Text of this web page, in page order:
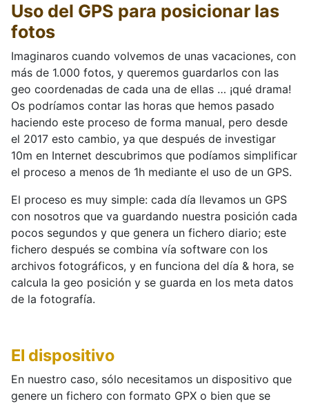
Uso del GPS para posicionar las
fotos
Imaginaros cuando volvemos de unas vacaciones, con
más de 1.000 fotos, y queremos guardarlos con las
geo coordenadas de cada una de ellas … ¡qué drama!
Os podríamos contar las horas que hemos pasado
haciendo este proceso de forma manual, pero desde
el 2017 esto cambio, ya que después de investigar
10m en Internet descubrimos que podíamos simplificar
el proceso a menos de 1h mediante el uso de un GPS.
El proceso es muy simple: cada día llevamos un GPS
con nosotros que va guardando nuestra posición cada
pocos segundos y que genera un fichero diario; este
fichero después se combina vía software con los
archivos fotográficos, y en funciona del día & hora, se
calcula la geo posición y se guarda en los meta datos
de la fotografía.
El dispositivo
En nuestro caso, sólo necesitamos un dispositivo que
genere un fichero con formato GPX o bien que se